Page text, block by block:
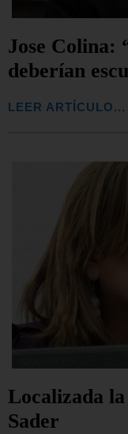
Jose Colina:
deberían
LEER ARTÍCULO...
Localizada
Sader